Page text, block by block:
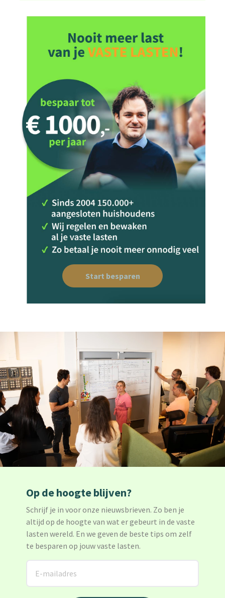
Start besparen
Op de hoogte blijven?
Schrijf je in voor onze nieuwsbrieven. Zo ben je
altijd op de hoogte van wat er gebeurt in de vaste
lasten wereld. En we geven de beste tips om zelf
te besparen op jouw vaste lasten.